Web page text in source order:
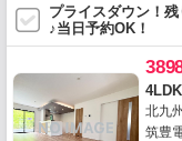
プライスダウン！
♪当日予約OK！
4LDK
北九
筑豊